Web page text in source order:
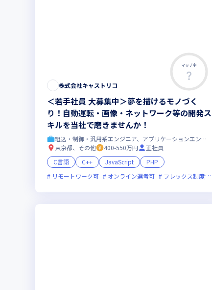
マッチ率
株式会社キャストリコ
＜若手社員 大募集中＞夢を描けるモノづく
り！自動運転・画像・ネットワーク等の開発ス
キルを当社で磨きませんか！
組込・制御・汎用系エンジニア、アプリケーションエンジニア
東京都、その他
400-550万円
正社員
C言語
C++ JavaScript
PHP
リモートワーク可
オンライン選考可 フレックス制度あり